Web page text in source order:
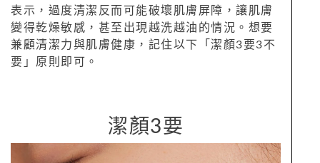
表示，過度清潔反而可能破壞肌膚屏障，讓肌膚
變得乾燥敏感，甚至出現越洗越油的情況。想要
兼顧清潔力與肌膚健康，記住以下「潔顏3要3不
要」原則即可。
潔顏3要